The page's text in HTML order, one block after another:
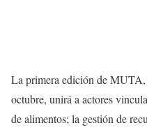
La primera edición de MUTA,
octubre, unirá a actores
de alimentos; la gestión de